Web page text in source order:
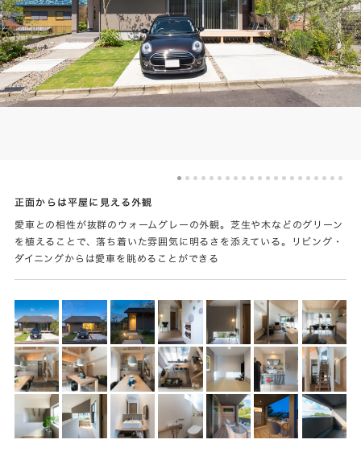
正面からは平屋に見える外観
愛車との相性が抜群のウォームグレーの外観。芝生や木などのグリーン
を植えることで、落ち着いた雰囲気に明るさを添えている。リビング・
ダイニングからは愛車を眺めることができる